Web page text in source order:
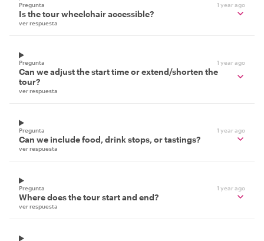
Pregunta 1 year ago
Is the tour wheelchair accessible?
ver respuesta
Pregunta 1 year ago
Can we adjust the start time or extend/shorten the
tour?
ver respuesta
Pregunta 1 year ago
Can we include food, drink stops, or tastings?
ver respuesta
Pregunta 1 year ago
Where does the tour start and end?
ver respuesta